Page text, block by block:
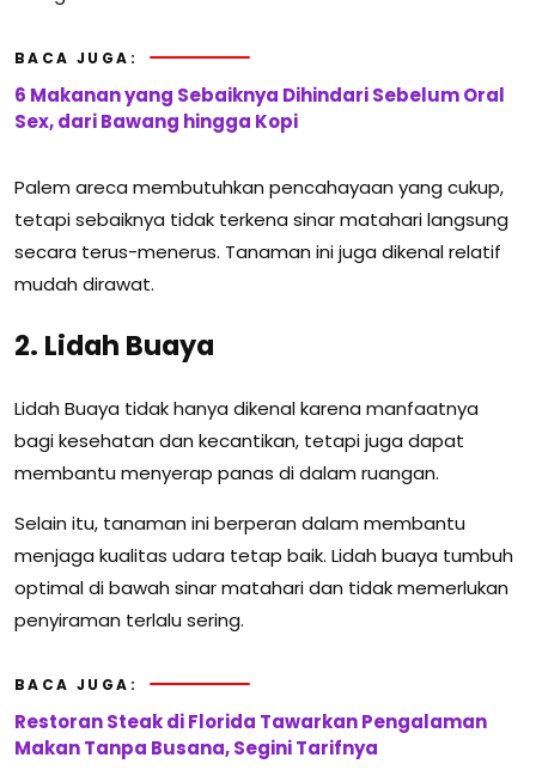
BACA JUGA:
6 Makanan yang Sebaiknya Dihindari Sebelum Oral
Sex, dari Bawang hingga Kopi
Palem areca membutuhkan pencahayaan yang cukup,
tetapi sebaiknya tidak terkena sinar matahari langsung
secara terus-menerus. Tanaman ini juga dikenal relatif
mudah dirawat.
2. Lidah Buaya
Lidah Buaya tidak hanya dikenal karena manfaatnya
bagi kesehatan dan kecantikan, tetapi juga dapat
membantu menyerap panas di dalam ruangan.
Selain itu, tanaman ini berperan dalam membantu
menjaga kualitas udara tetap baik. Lidah buaya tumbuh
optimal di bawah sinar matahari dan tidak memerlukan
penyiraman terlalu sering.
BACA JUGA:
Restoran Steak di Florida Tawarkan Pengalaman
Makan Tanpa Busana, Segini Tarifnya